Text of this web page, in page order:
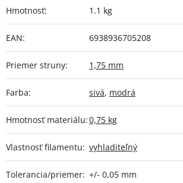
Hmotnosť: 1.1 kg
EAN: 6938936705208
Priemer struny: 1,75 mm
Farba: sivá, modrá
Hmotnosť materiálu:0,75 kg
Vlastnosť filamentu: vyhladiteľný
Tolerancia/priemer: +/- 0,05 mm